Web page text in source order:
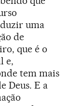
uma
de
que é o
e,
tem mais
Deus. E a